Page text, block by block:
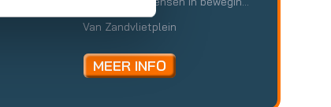
te brengen. Om bij te dragen aan een betere
van Rotterdam als het gaat om het bewustzijn
van gezonde leefstijl, het (h)erkennen van
Van Zandvlietplein
MEER INFO